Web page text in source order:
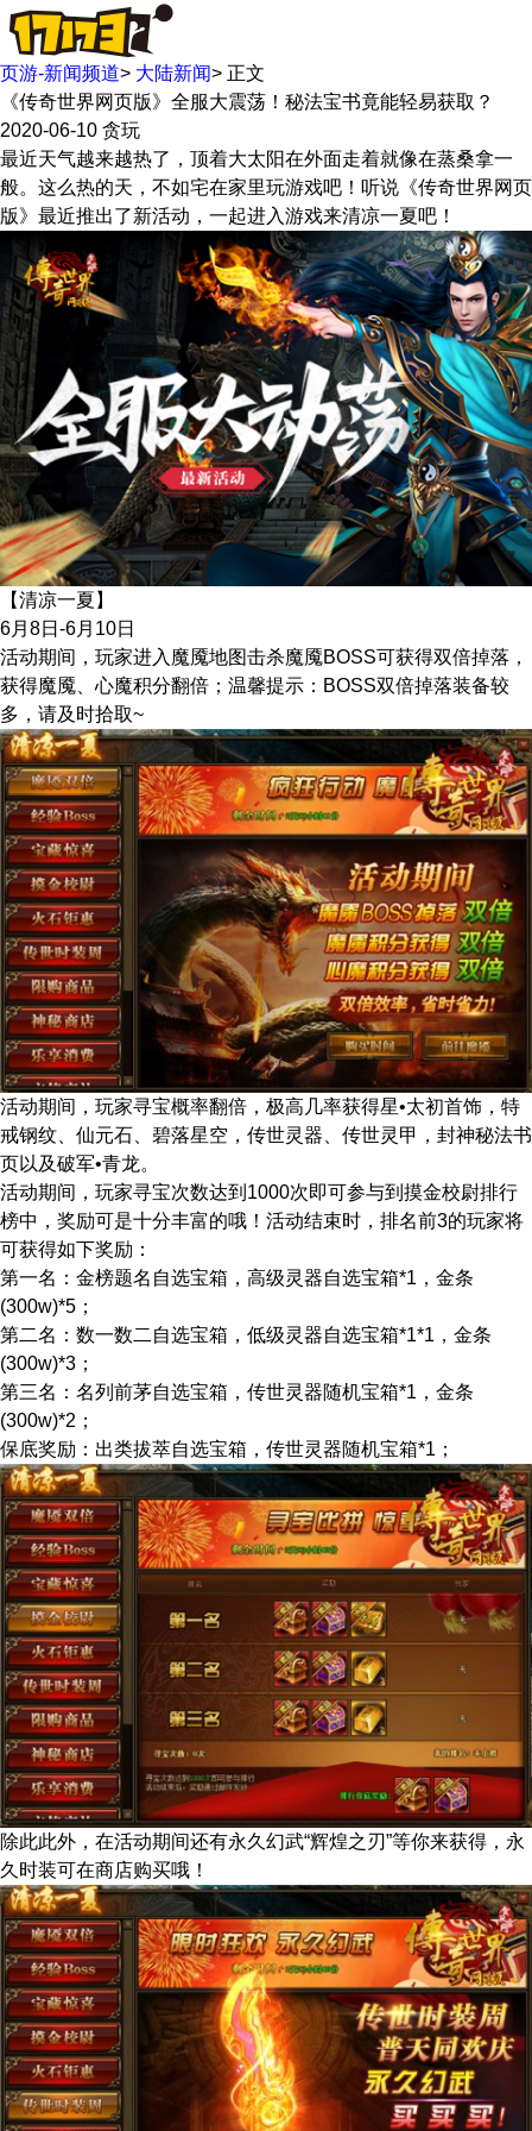
页游-新闻频道> 大陆新闻> 正文
《传奇世界网页版》全服大震荡！秘法宝书竟能轻易获取？
2020-06-10 贪玩
最近天气越来越热了，顶着大太阳在外面走着就像在蒸桑拿一
般。这么热的天，不如宅在家里玩游戏吧！听说《传奇世界网页
版》最近推出了新活动，一起进入游戏来清凉一夏吧！
【清凉一夏】
6月8日-6月10日
活动期间，玩家进入魔魇地图击杀魔魇BOSS可获得双倍掉落，
获得魔魇、心魔积分翻倍；温馨提示：BOSS双倍掉落装备较
多，请及时拾取~
活动期间，玩家寻宝概率翻倍，极高几率获得星•太初首饰，特
戒钢纹、仙元石、碧落星空，传世灵器、传世灵甲，封神秘法书
页以及破军•青龙。
活动期间，玩家寻宝次数达到1000次即可参与到摸金校尉排行
榜中，奖励可是十分丰富的哦！活动结束时，排名前3的玩家将
可获得如下奖励：
第一名：金榜题名自选宝箱，高级灵器自选宝箱*1，金条
(300w)*5；
第二名：数一数二自选宝箱，低级灵器自选宝箱*1*1，金条
(300w)*3；
第三名：名列前茅自选宝箱，传世灵器随机宝箱*1，金条
(300w)*2；
保底奖励：出类拔萃自选宝箱，传世灵器随机宝箱*1；
除此此外，在活动期间还有永久幻武“辉煌之刃”等你来获得，永
久时装可在商店购买哦！